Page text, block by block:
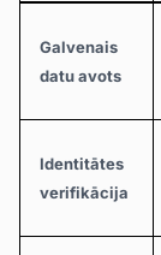
Galvenais
datu avots
Identitātes
verifikācija